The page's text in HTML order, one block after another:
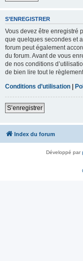
S’ENREGISTRER
Vous devez être enregistré
que quelques secondes et
forum peut également
du forum. Avant de vous
de nos conditions
de bien lire tout le
Conditions d’utilisation |
S’enregistrer
Index du forum
Développé par